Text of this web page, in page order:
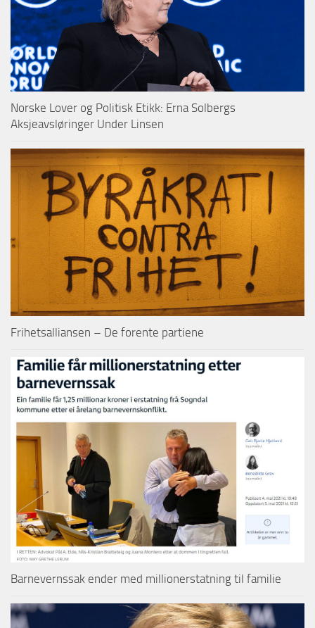
Norske Lover og Politisk Etikk: Erna Solbergs
Aksjeavsløringer Under Linsen
Frihetsalliansen – De forente partiene
Barnevernssak ender med millionerstatning til familie